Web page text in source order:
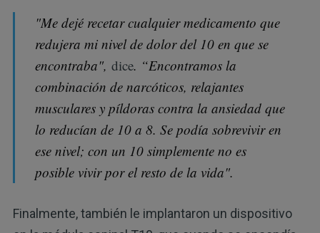
"Me dejé recetar cualquier medicamento que
redujera mi nivel de dolor del 10 en que se
encontraba",dice. “Encontramos la
combinación de narcóticos, relajantes
musculares y píldoras contra la ansiedad que
lo reducían de 10 a 8. Se podía sobrevivir en
ese nivel; con un 10 simplemente no es
posible vivir por el resto de la vida".
Finalmente, también le implantaron un dispositivo